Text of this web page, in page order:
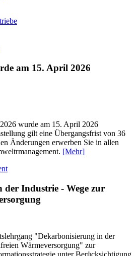
am 15. April 2026
wurde am 15. April 2026
gilt eine Übergangsfrist von 36
Änderungen erwerben Sie in allen
[Mehr]
Industrie - Wege zur
"Dekarbonisierung in der
Wärmeversorgung" zur
unter Berücksichtigung